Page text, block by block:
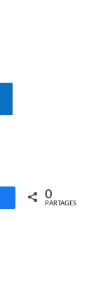
Partagez 0
PARTAGES